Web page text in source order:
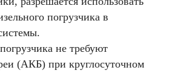
погрузчика в
не требуют
(АКБ) при круглосуточном